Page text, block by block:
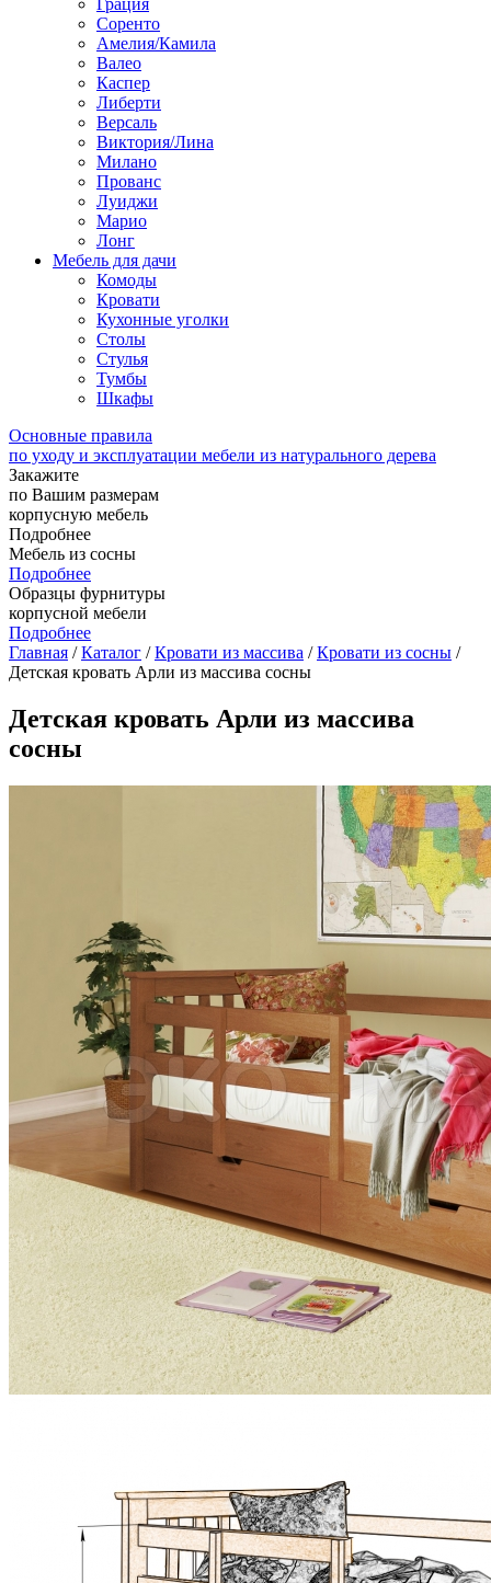
Грация
Соренто
Амелия/Камила
Валео
Каспер
Либерти
Версаль
Виктория/Лина
Милано
Прованс
Луиджи
Марио
Лонг
Мебель для дачи
Комоды
Кровати
Кухонные уголки
Столы
Стулья
Тумбы
Шкафы
Основные правила
по уходу и эксплуатации мебели из натурального дерева
Закажите
по Вашим размерам
корпусную мебель
Подробнее
Мебель из сосны
Подробнее
Образцы фурнитуры
корпусной мебели
Подробнее
Главная /Каталог /Кровати из массива /Кровати из сосны /
Детская кровать Арли из массива сосны
Детская кровать Арли из массива
сосны